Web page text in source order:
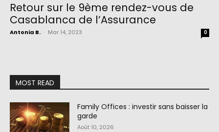
Retour sur le 9ème rendez-vous de
Casablanca de l’Assurance
Antonia B. Mar 14, 2023 0
MOST READ
Family Offices : investir sans baisser la
garde
Août 10, 2026